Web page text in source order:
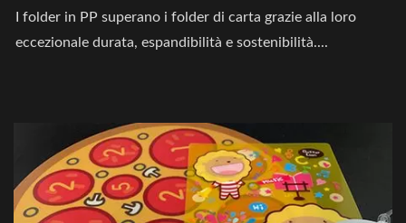
I folder in PP superano i folder di carta grazie alla loro
eccezionale durata, espandibilità e sostenibilità....